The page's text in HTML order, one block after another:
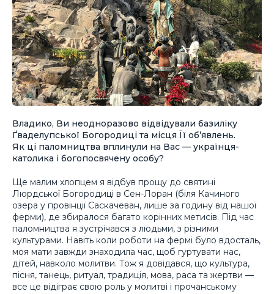
Владико, Ви неодноразово відвідували базиліку
Ґваделупської Богородиці та місця Її об’явлень.
Як ці паломництва вплинули на Вас — українця-
католика і богопосвячену особу?
Ще малим хлопцем я відбув прощу до святині
Люрдської Богородиці в Сен-Лоран (біля Качиного
озера у провінції Саскачеван, лише за годину від нашої
ферми), де збиралося багато корінних метисів. Під час
паломництва я зустрічався з людьми, з різними
культурами. Навіть коли роботи на фермі було вдосталь,
моя мати завжди знаходила час, щоб гуртувати нас,
дітей, навколо молитви. Тож я довідався, що культура,
пісня, танець, ритуал, традиція, мова, раса та жертви —
все це відіграє свою роль у молитві і прочанському